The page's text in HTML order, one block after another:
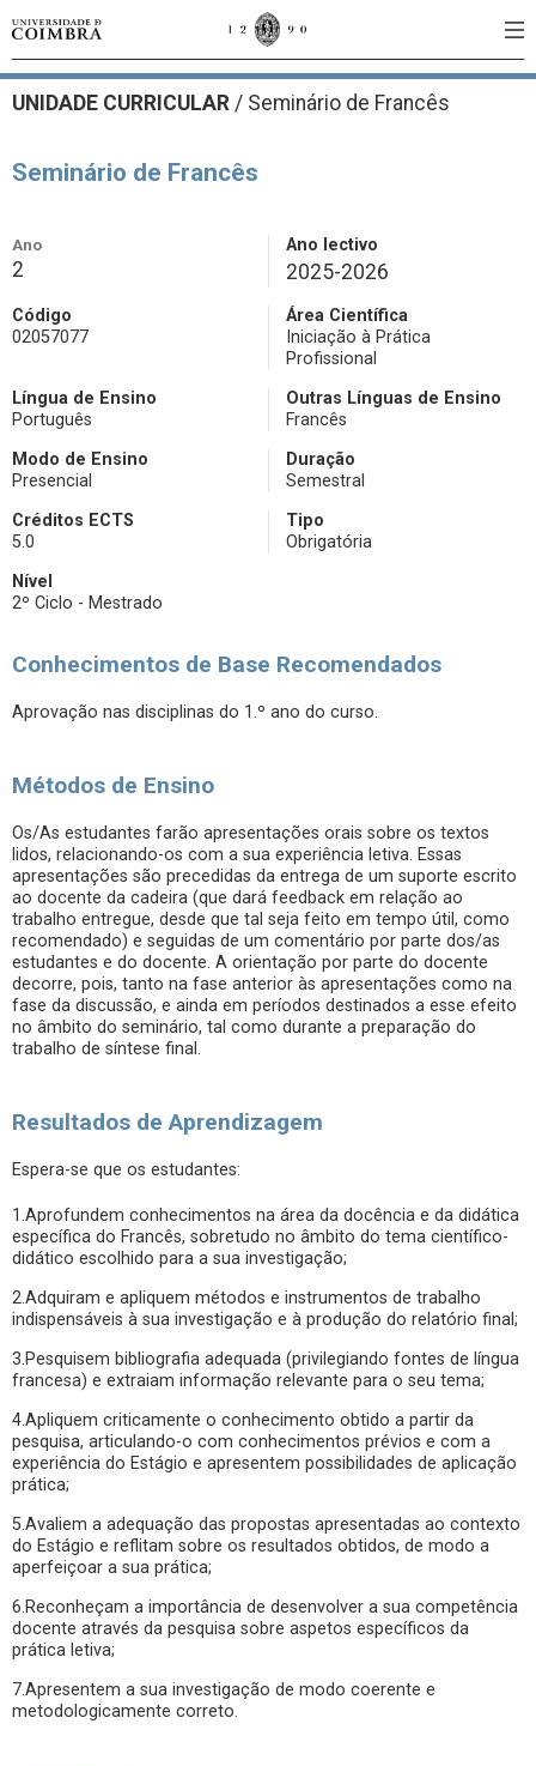
UNIDADE CURRICULAR / Seminário de Francês
Seminário de Francês
Ano
2
Ano lectivo
2025-2026
Código
02057077
Área Científica
Iniciação à Prática
Profissional
Língua de Ensino
Português
Outras Línguas de Ensino
Francês
Modo de Ensino
Presencial
Duração
Semestral
Créditos ECTS
5.0
Tipo
Obrigatória
Nível
2º Ciclo - Mestrado
Conhecimentos de Base Recomendados
Aprovação nas disciplinas do 1.º ano do curso.
Métodos de Ensino
Os/As estudantes farão apresentações orais sobre os textos
lidos, relacionando-os com a sua experiência letiva. Essas
apresentações são precedidas da entrega de um suporte escrito
ao docente da cadeira (que dará feedback em relação ao
trabalho entregue, desde que tal seja feito em tempo útil, como
recomendado) e seguidas de um comentário por parte dos/as
estudantes e do docente. A orientação por parte do docente
decorre, pois, tanto na fase anterior às apresentações como na
fase da discussão, e ainda em períodos destinados a esse efeito
no âmbito do seminário, tal como durante a preparação do
trabalho de síntese final.
Resultados de Aprendizagem
Espera-se que os estudantes:
1.Aprofundem conhecimentos na área da docência e da didática
específica do Francês, sobretudo no âmbito do tema científico-
didático escolhido para a sua investigação;
2.Adquiram e apliquem métodos e instrumentos de trabalho
indispensáveis à sua investigação e à produção do relatório final;
3.Pesquisem bibliografia adequada (privilegiando fontes de língua
francesa) e extraiam informação relevante para o seu tema;
4.Apliquem criticamente o conhecimento obtido a partir da
pesquisa, articulando-o com conhecimentos prévios e com a
experiência do Estágio e apresentem possibilidades de aplicação
prática;
5.Avaliem a adequação das propostas apresentadas ao contexto
do Estágio e reflitam sobre os resultados obtidos, de modo a
aperfeiçoar a sua prática;
6.Reconheçam a importância de desenvolver a sua competência
docente através da pesquisa sobre aspetos específicos da
prática letiva;
7.Apresentem a sua investigação de modo coerente e
metodologicamente correto.